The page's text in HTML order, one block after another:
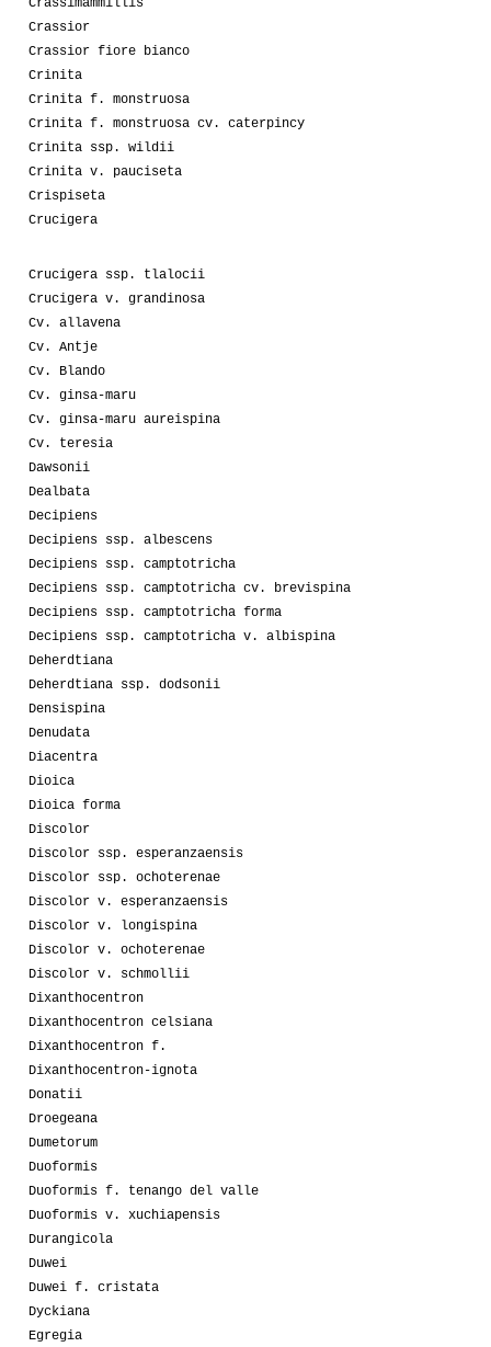
Crassior
Crassior fiore bianco
Crinita
Crinita f. monstruosa
Crinita f. monstruosa cv. caterpincy
Crinita ssp. wildii
Crinita v. pauciseta
Crispiseta
Crucigera
Crucigera ssp. tlalocii
Crucigera v. grandinosa
Cv. allavena
Cv. Antje
Cv. Blando
Cv. ginsa-maru
Cv. ginsa-maru aureispina
Cv. teresia
Dawsonii
Dealbata
Decipiens
Decipiens ssp. albescens
Decipiens ssp. camptotricha
Decipiens ssp. camptotricha cv. brevispina
Decipiens ssp. camptotricha forma
Decipiens ssp. camptotricha v. albispina
Deherdtiana
Deherdtiana ssp. dodsonii
Densispina
Denudata
Diacentra
Dioica
Dioica forma
Discolor
Discolor ssp. esperanzaensis
Discolor ssp. ochoterenae
Discolor v. esperanzaensis
Discolor v. longispina
Discolor v. ochoterenae
Discolor v. schmollii
Dixanthocentron
Dixanthocentron celsiana
Dixanthocentron f.
Dixanthocentron-ignota
Donatii
Droegeana
Dumetorum
Duoformis
Duoformis f. tenango del valle
Duoformis v. xuchiapensis
Durangicola
Duwei
Duwei f. cristata
Dyckiana
Egregia